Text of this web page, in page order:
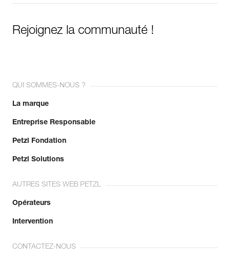
Rejoignez la communauté !
QUI SOMMES-NOUS ?
La marque
Entreprise Responsable
Petzl Fondation
Petzl Solutions
AUTRES SITES WEB PETZL
Opérateurs
Intervention
CONTACTEZ-NOUS